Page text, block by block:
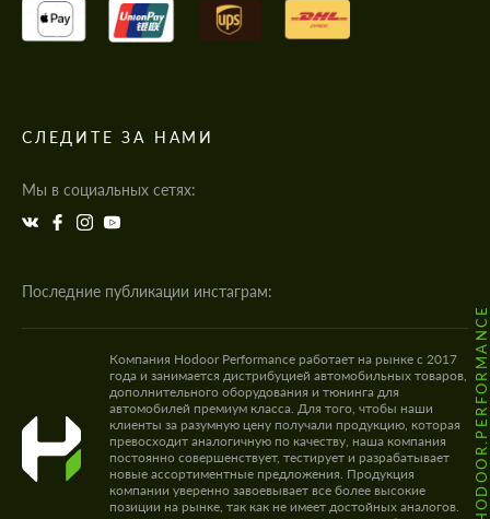
СЛЕДИТЕ ЗА НАМИ
Мы в социальных сетях:
Последние публикации инстаграм:
@HODOOR.PERFORMANCE
Компания Hodoor Performance работает на рынке с 2017
года и занимается дистрибуцией автомобильных товаров,
дополнительного оборудования и тюнинга для
автомобилей премиум класса. Для того, чтобы наши
клиенты за разумную цену получали продукцию, которая
превосходит аналогичную по качеству, наша компания
постоянно совершенствует, тестирует и разрабатывает
новые ассортиментные предложения. Продукция
компании уверенно завоевывает все более высокие
позиции на рынке, так как не имеет достойных аналогов.